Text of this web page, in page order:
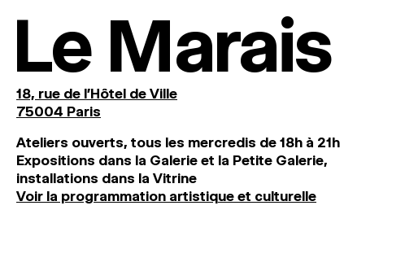
Le Marais
18, rue de l'Hôtel de Ville
75004 Paris
Ateliers ouverts, tous les mercredis de 18h à 21h
Expositions dans la Galerie et la Petite Galerie,
installations dans la Vitrine
Voir la programmation artistique et culturelle